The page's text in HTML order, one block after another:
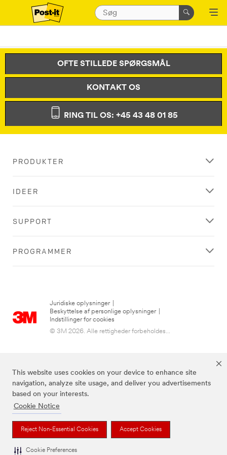
This website uses cookies on your device to enhance site
navigation, analyze site usage, and deliver you advertisements
based on your interests.
Cookie Notice
Reject Non-Essential Cookies Accept Cookies
Cookie Preferences
OFTE STILLEDE SPØRGSMÅL
KONTAKT OS
RING TIL OS: +45 43 48 01 85
PRODUKTER
IDEER
SUPPORT
PROGRAMMER
Juridiske oplysninger
Beskyttelse af personlige oplysninger
Indstillinger for cookies
© 3M 2026. Alle rettigheder forbeholdes...
3M, Post-it® og farven Canary Yellow™ er varemærker tilhørende 3M.